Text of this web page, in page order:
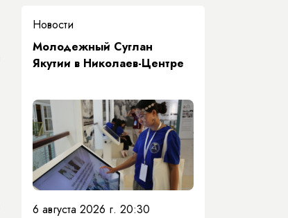
Новости
Молодежный Суглан
Якутии в Николаев-Центре
6 августа 2026 г. 20:30